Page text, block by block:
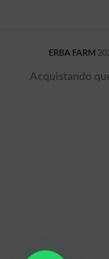
ERBA FARM
Acquistando